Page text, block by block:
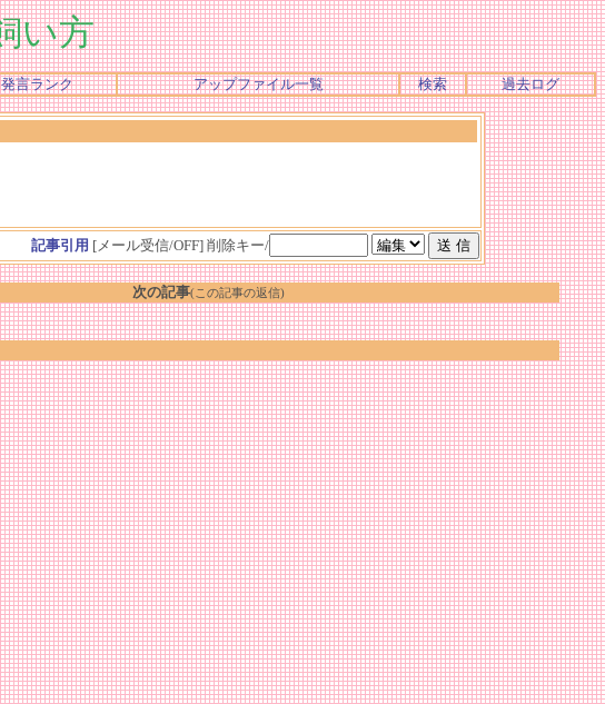
い方
発言ランク アップファイル一覧 検索 過去ログ
記事引用 [メール受信/OFF] 削除キー/
次の記事(この記事の返信)